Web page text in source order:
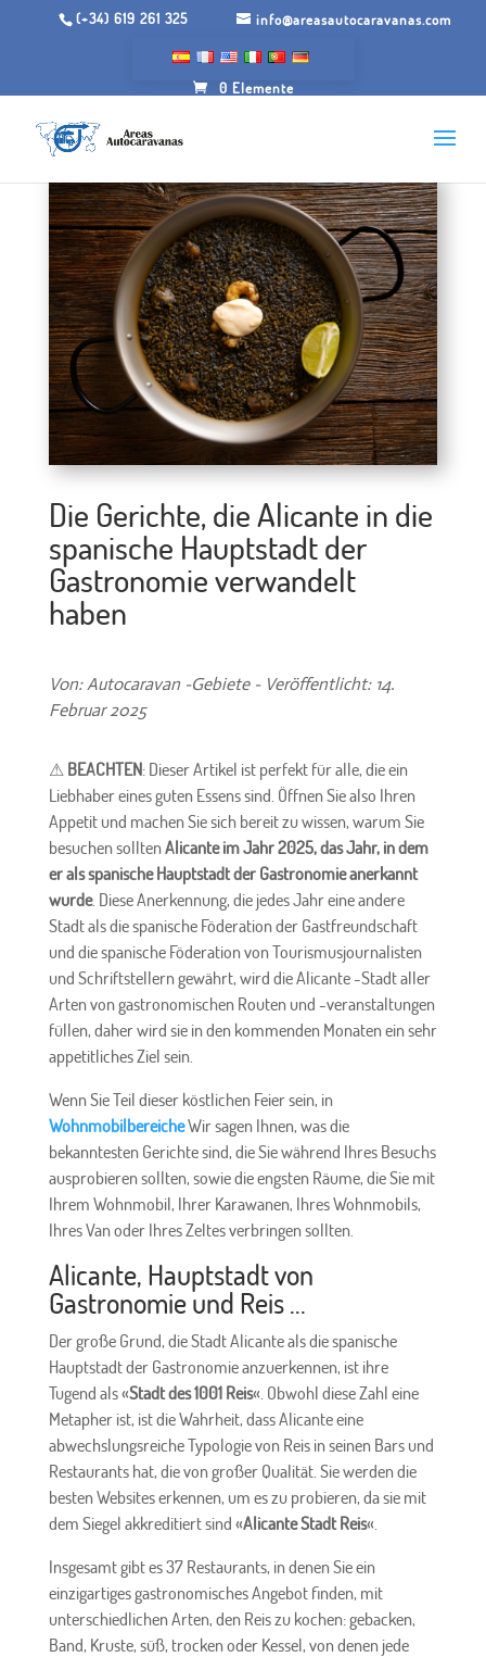
(+34) 619 261 325 info@areasautocaravanas.com
0 Elemente
Die Gerichte, die Alicante in die
spanische Hauptstadt der
Gastronomie verwandelt
haben
Von: Autocaravan -Gebiete - Veröffentlicht: 14.
Februar 2025
⚠ BEACHTEN: Dieser Artikel ist perfekt für alle, die ein
Liebhaber eines guten Essens sind. Öffnen Sie also Ihren
Appetit und machen Sie sich bereit zu wissen, warum Sie
besuchen solltenAlicante im Jahr 2025, das Jahr, in dem
er als spanische Hauptstadt der Gastronomie anerkannt
wurde. Diese Anerkennung, die jedes Jahr eine andere
Stadt als die spanische Föderation der Gastfreundschaft
und die spanische Föderation von Tourismusjournalisten
und Schriftstellern gewährt, wird die Alicante -Stadt aller
Arten von gastronomischen Routen und -veranstaltungen
füllen, daher wird sie in den kommenden Monaten ein sehr
appetitliches Ziel sein.
Wenn Sie Teil dieser köstlichen Feier sein, in
WohnmobilbereicheWir sagen Ihnen, was die
bekanntesten Gerichte sind, die Sie während Ihres Besuchs
ausprobieren sollten, sowie die engsten Räume, die Sie mit
Ihrem Wohnmobil, Ihrer Karawanen, Ihres Wohnmobils,
Ihres Van oder Ihres Zeltes verbringen sollten.
Alicante, Hauptstadt von
Gastronomie und Reis ...
Der große Grund, die Stadt Alicante als die spanische
Hauptstadt der Gastronomie anzuerkennen, ist ihre
Tugend als «Stadt des 1001 Reis«. Obwohl diese Zahl eine
Metapher ist, ist die Wahrheit, dass Alicante eine
abwechslungsreiche Typologie von Reis in seinen Bars und
Restaurants hat, die von großer Qualität. Sie werden die
besten Websites erkennen, um es zu probieren, da sie mit
dem Siegel akkreditiert sind «Alicante Stadt Reis«.
Insgesamt gibt es 37 Restaurants, in denen Sie ein
einzigartiges gastronomisches Angebot finden, mit
unterschiedlichen Arten, den Reis zu kochen: gebacken,
Band, Kruste, süß, trocken oder Kessel, von denen jede